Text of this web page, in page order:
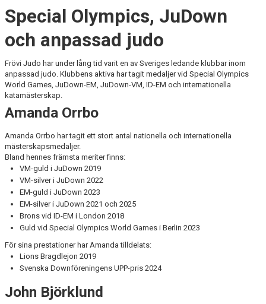
Special Olympics, JuDown
och anpassad judo
Frövi Judo har under lång tid varit en av Sveriges ledande klubbar inom
anpassad judo. Klubbens aktiva har tagit medaljer vid Special Olympics
World Games, JuDown-EM, JuDown-VM, ID-EM och internationella
katamästerskap.
Amanda Orrbo
Amanda Orrbo har tagit ett stort antal nationella och internationella
mästerskapsmedaljer.
Bland hennes främsta meriter finns:
VM-guld i JuDown 2019
VM-silver i JuDown 2022
EM-guld i JuDown 2023
EM-silver i JuDown 2021 och 2025
Brons vid ID-EM i London 2018
Guld vid Special Olympics World Games i Berlin 2023
För sina prestationer har Amanda tilldelats:
Lions Bragdlejon 2019
Svenska Downföreningens UPP-pris 2024
John Björklund